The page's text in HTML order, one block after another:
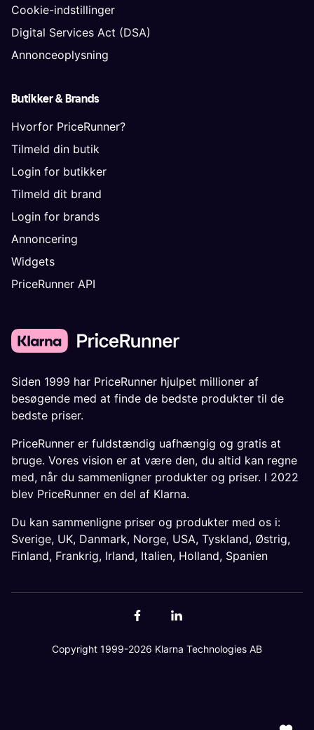
Cookie-indstillinger
Digital Services Act (DSA)
Annonceoplysning
Butikker & Brands
Hvorfor PriceRunner?
Tilmeld din butik
Login for butikker
Tilmeld dit brand
Login for brands
Annoncering
Widgets
PriceRunner API
Siden 1999 har PriceRunner hjulpet millioner af
besøgende med at finde de bedste produkter til de
bedste priser.
PriceRunner er fuldstændig uafhængig og gratis at
bruge. Vores vision er at være den, du altid kan regne
med, når du sammenligner produkter og priser. I 2022
blev PriceRunner en del af Klarna.
Du kan sammenligne priser og produkter med os i:
Sverige, UK, Danmark, Norge, USA, Tyskland, Østrig,
Finland, Frankrig, Irland, Italien, Holland, Spanien
Copyright 1999-2026 Klarna Technologies AB